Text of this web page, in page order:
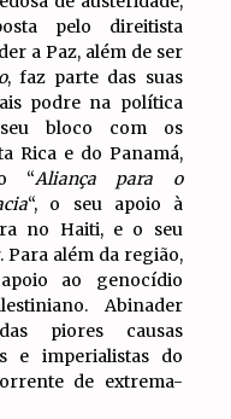
pelo direitista
a Paz, além de ser
, faz parte das suas
podre na política
bloco com os
Rica e do Panamá,
“Aliança para o
“, o seu apoio à
no Haiti, e o seu
Para além da região,
ao genocídio
Abinader
piores causas
e imperialistas do
de extrema-